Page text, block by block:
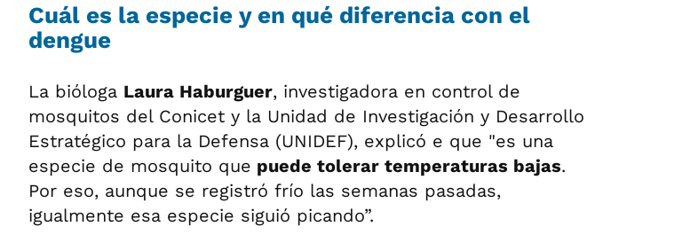
Cuál es la especie y en qué diferencia con el
dengue
La bióloga Laura Haburguer, investigadora en control de
mosquitos del Conicet y la Unidad de Investigación y Desarrollo
Estratégico para la Defensa (UNIDEF), explicó e que "es una
especie de mosquito que puede tolerar temperaturas bajas.
Por eso, aunque se registró frío las semanas pasadas,
igualmente esa especie siguió picando”.